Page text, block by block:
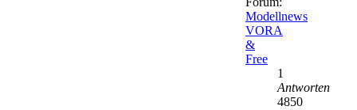
Modellnews
VORA
&
Free
1
Antworten
4850